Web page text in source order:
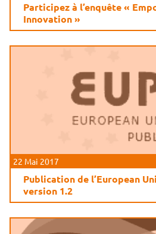
Participez à l’enquête «
Innovation »
22 Mai 2017
Publication de l’European
version 1.2